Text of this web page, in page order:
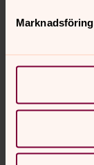
tjänster tar vi
För mer
tfn 0152-346